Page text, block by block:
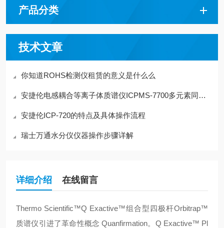
产品分类
技术文章
你知道ROHS检测仪租赁的意义是什么么
安捷伦电感耦合等离子体质谱仪ICPMS-7700多元素同时分析功能
安捷伦ICP-720的特点及具体操作流程
瑞士万通水分仪仪器操作步骤详解
详细介绍 在线留言
Thermo Scientific™Q Exactive™组合型四极杆Orbitrap™
质谱仪引进了革命性概念 Quanfirmation。Q Exactive™ Pl